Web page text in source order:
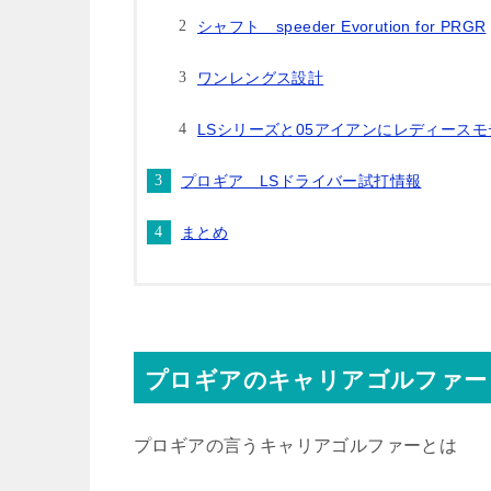
シャフト speeder Evorution for PRGR
ワンレングス設計
LSシリーズと05アイアンにレディースモ
プロギア LSドライバー試打情報
まとめ
プロギアのキャリアゴルファー
プロギアの言うキャリアゴルファーとは